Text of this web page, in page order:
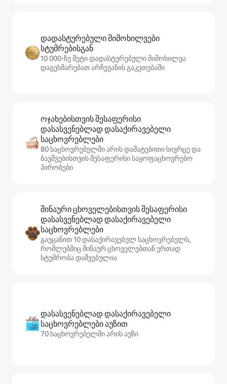
დადასტურებული მიმოხილვები
სტუმრებისგან
10 000‑ზე მეტი დადასტურებული მიმოხილვა
დაგეხმარებათ არჩევანის გაკეთებაში
ოჯახებისთვის შესაფერისი
დასასვენებლად დასაქირავებელი
საცხოვრებლები
80 საცხოვრებელში არის დამატებითი სივრცე და
ბავშვებისთვის შესაფერისი საყოფაცხოვრებო
პირობები
შინაური ცხოველებისთვის შესაფერისი
დასასვენებლად დასაქირავებელი
საცხოვრებლები
გაეცანით 10 დასაქირავებელ საცხოვრებელს,
რომლებშიც შინაურ ცხოველებთან ერთად
სტუმრობა დაშვებულია
დასასვენებლად დასაქირავებელი
საცხოვრებლები აუზით
70 საცხოვრებელში არის აუზი